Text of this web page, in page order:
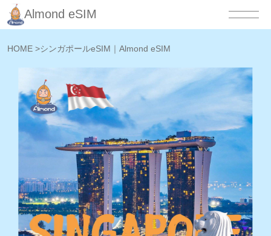
Almond eSIM
HOME >シンガポールeSIM｜Almond eSIM